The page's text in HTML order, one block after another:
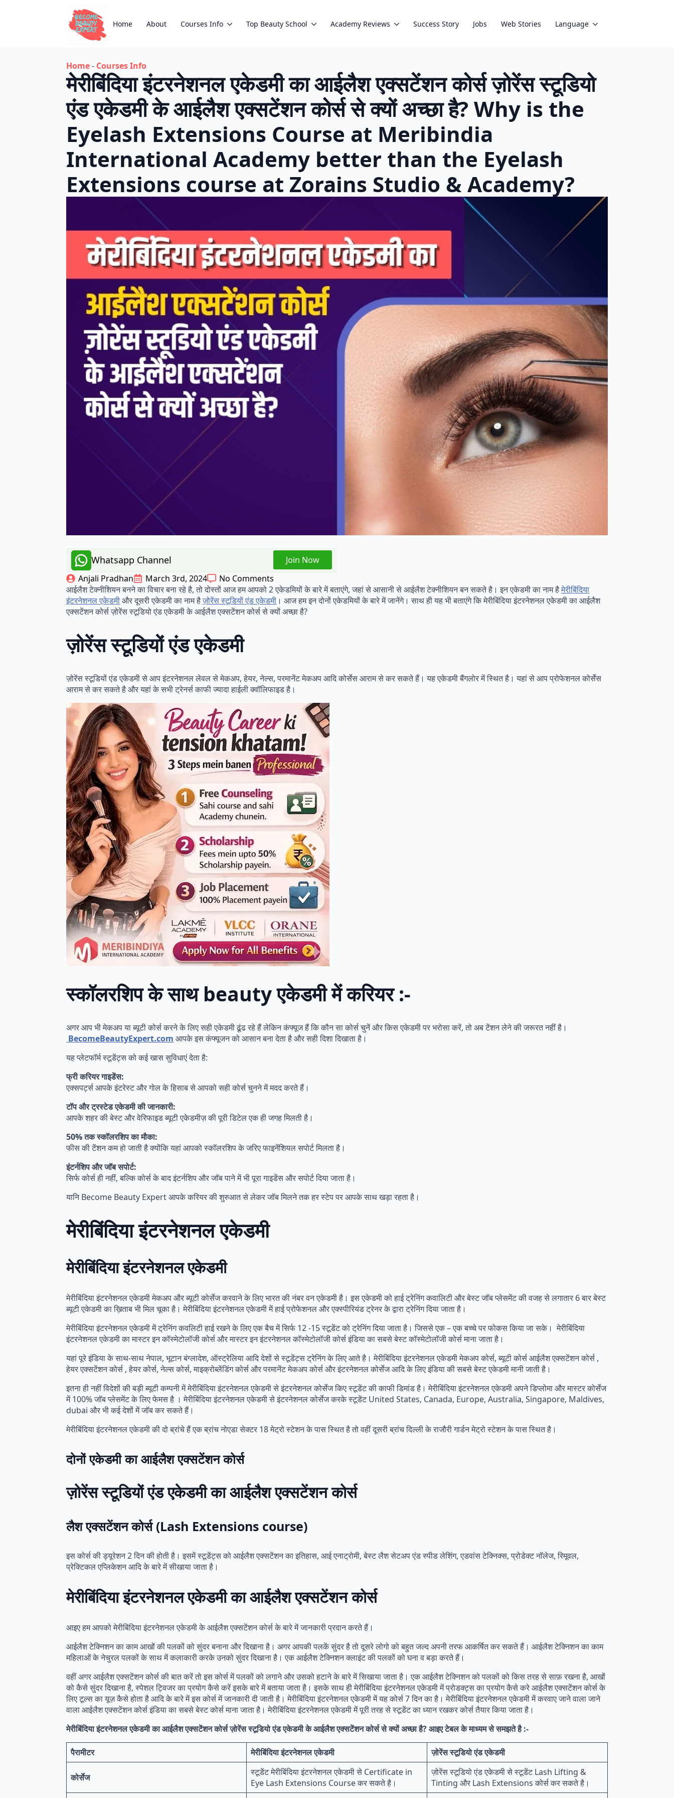
Home About Courses Info Top Beauty School Academy Reviews Success Story Jobs Web Stories Language
Home- Courses Info
मेरीबिंदिया इंटरनेशनल एकेडमी का आईलैश एक्सटेंशन कोर्स ज़ोरेंस स्टूडियो
एंड एकेडमी के आईलैश एक्सटेंशन कोर्स से क्यों अच्छा है? Why is the
Eyelash Extensions Course at Meribindia
International Academy better than the Eyelash
Extensions course at Zorains Studio & Academy?
Whatsapp Channel
Join Now
Anjali Pradhan
March 3rd, 2024
No Comments
आईलैश टेक्नीशियन बनने का विचार बना रहे है, तो दोस्तों आज हम आपको 2 एकेडमियों के बारे में बताएंगे, जहां से आसानी से आईलैश टेक्नीशियन बन सकते है। इन एकेडमी का नाम हैमेरीबिंदिया
इंटरनेशनल एकेडमीऔर दूसरी एकेडमी का नाम हैज़ोरेंस स्टूडियों एंड एकेडमी । आज हम इन दोनों एकेडमियों के बारे में जानेंगे। साथ ही यह भी बताएंगे कि मेरीबिंदिया इंटरनेशनल एकेडमी का आईलैश
एक्सटेंशन कोर्स ज़ोरेंस स्टूडियो एंड एकेडमी के आईलैश एक्सटेंशन कोर्स से क्यों अच्छा है?
ज़ोरेंस स्टूडियों एंड एकेडमी
ज़ोरेंस स्टूडियों एंड एकेडमी से आप इंटरनेशनल लेवल से मेकअप, हेयर, नेल्स, परमानेंट मेकअप आदि कोर्सेस आराम से कर सकते हैं। यह एकेडमी बैंगलोर में स्थित है। यहां से आप प्रोफेशनल कोर्सेस
आराम से कर सकते है और यहां के सभी ट्रेनर्स काफी ज्यादा हाईली क्वॉलिफाइड है।
स्कॉलरशिप के साथ beauty एकेडमी में करियर :-
अगर आप भी मेकअप या ब्यूटी कोर्स करने के लिए सही एकेडमी ढूंढ रहे हैं लेकिन कंफ्यूज हैं कि कौन सा कोर्स चुनें और किस एकेडमी पर भरोसा करें, तो अब टेंशन लेने की जरूरत नहीं है।
BecomeBeautyExpert.com आपके इस कंफ्यूजन को आसान बना देता है और सही दिशा दिखाता है।
यह प्लेटफॉर्म स्टूडेंट्स को कई खास सुविधाएं देता है:
फ्री करियर गाइडेंस:
एक्सपर्ट्स आपके इंटरेस्ट और गोल के हिसाब से आपको सही कोर्स चुनने में मदद करते हैं।
टॉप और ट्रस्टेड एकेडमी की जानकारी:
आपके शहर की बेस्ट और वेरिफाइड ब्यूटी एकेडमीज़ की पूरी डिटेल एक ही जगह मिलती है।
50% तक स्कॉलरशिप का मौका:
फीस की टेंशन कम हो जाती है क्योंकि यहां आपको स्कॉलरशिप के जरिए फाइनेंशियल सपोर्ट मिलता है।
इंटर्नशिप और जॉब सपोर्ट:
सिर्फ कोर्स ही नहीं, बल्कि कोर्स के बाद इंटर्नशिप और जॉब पाने में भी पूरा गाइडेंस और सपोर्ट दिया जाता है।
यानि Become Beauty Expert आपके करियर की शुरुआत से लेकर जॉब मिलने तक हर स्टेप पर आपके साथ खड़ा रहता है।
मेरीबिंदिया इंटरनेशनल एकेडमी
मेरीबिंदिया इंटरनेशनल एकेडमी
मेरीबिंदिया इंटरनेशनल एकेडमी मेकअप और ब्यूटी कोर्सेज करवाने के लिए भारत की नंबर वन एकेडमी है। इस एकेडमी को हाई ट्रेनिंग कवालिटी और बेस्ट जॉब प्लेसमेंट की वजह से लगातार 6 बार बेस्ट
ब्यूटी एकेडमी का ख़िताब भी मिल चूका है। मेरीबिंदिया इंटरनेशनल एकेडमी में हाई प्रोफेशनल और एक्स्पीरियंड ट्रेनर के द्वारा ट्रेनिंग दिया जाता है।
मेरीबिंदिया इंटरनेशनल एकेडमी में ट्रेनिंग कवलिटी हाई रखने के लिए एक बैच में सिर्फ 12 -15 स्टूडेंट को ट्रेनिंग दिया जाता है। जिससे एक – एक बच्चे पर फोकस किया जा सके। मेरीबिंदिया
इंटरनेशनल एकेडमी का मास्टर इन कॉस्मेटोलॉजी कोर्स और मास्टर इन इंटरनेशनल कॉस्मेटोलॉजी कोर्स इंडिया का सबसे बेस्ट कॉस्मेटोलॉजी कोर्स माना जाता है।
यहां पूरे इंडिया के साथ-साथ नेपाल, भूटान बंग्लादेश, ऑस्ट्रेलिया आदि देशों से स्टूडेंट्स ट्रेनिंग के लिए आते है। मेरीबिंदिया इंटरनेशनल एकेडमी मेकअप कोर्स, ब्यूटी कोर्स आईलैश एक्सटेंशन कोर्स ,
हेयर एक्सटेंशन कोर्स , हेयर कोर्स, नेल्स कोर्स, माइक्रोब्लेंडिंग कोर्स और परमानेंट मेकअप कोर्स और इंटरनेशनल कोर्सेज आदि के लिए इंडिया की सबसे बेस्ट एकेडमी मानी जाती है।
इतना ही नहीं विदेशों की बड़ी ब्यूटी कम्पनी में मेरीबिंदिया इंटरनेशनल एकेडमी से इंटरनेशनल कोर्सेज किए स्टूडेंट की काफी डिमांड है। मेरीबिंदिया इंटरनेशनल एकेडमी अपने डिप्लोमा और मास्टर कोर्सेज
में 100% जॉब प्लेसमेंट के लिए फेमस है । मेरीबिंदिया इंटरनेशनल एकेडमी से इंटरनेशनल कोर्सेज करके स्टूडेंट United States, Canada, Europe, Australia, Singapore, Maldives,
dubai और भी कई देशों में जॉब कर सकते हैं।
मेरीबिंदिया इंटरनेशनल एकेडमी की दो ब्रांचे हैं एक ब्रांच नोएडा सेक्टर 18 मेट्रो स्टेशन के पास स्थित है तो वहीं दूसरी ब्रांच दिल्ली के राजौरी गार्डन मेट्रो स्टेशन के पास स्थित है।
दोनों एकेडमी का आईलैश एक्सटेंशन कोर्स
ज़ोरेंस स्टूडियों एंड एकेडमी का आईलैश एक्सटेंशन कोर्स
लैश एक्सटेंशन कोर्स (Lash Extensions course)
इस कोर्स की ड्यूरेशन 2 दिन की होती है। इसमें स्टूडेंट्स को आईलैश एक्सटेंशन का इतिहास, आई एनाट्रोमी, बेस्ट लैश सेटअप एंड स्पीड लेशिंग, एडवांस टेक्निक्स, प्रोडेक्ट नॉलेज, रिमूवल,
प्रेक्टिकल एप्लिकेशन आदि के बारे में सीखाया जाता है।
मेरीबिंदिया इंटरनेशनल एकेडमी का आईलैश एक्सटेंशन कोर्स
आइए हम आपको मेरीबिंदिया इंटरनेशनल एकेडमी के आईलैश एक्सटेंशन कोर्स के बारे में जानकारी प्रदान करते हैं।
आईलैश टेक्निशन का काम आखों की पलकों को सुंदर बनाना और दिखाना है। अगर आपकी पलकें सुंदर है तो दूसरे लोगो को बहुत जल्द अपनी तरफ आकर्षित कर सकते हैं। आईलैश टेक्निशन का काम
महिलाओं के नेचुरल पलकों के साथ में कलाकारी करके उनको सुंदर दिखाना है। एक आईलैश टेक्निशन क्लाइंट की पलकों को घना व बड़ा करते हैं।
वहीं अगर आईलैश एक्सटेंशन कोर्स की बात करें तो इस कोर्स में पलकों को लगाने और उसको हटाने के बारे में सिखाया जाता है। एक आईलैश टेक्निशन को पलकों को किस तरह से साफ़ रखना है, आखों
को कैसे सुंदर दिखाना है, स्पेशल ट्विजर का प्रयोग कैसे करें इसके बारे में बताया जाता है। इसके साथ ही मेरीबिंदिया इंटरनेशनल एकेडमी में प्रोडक्ट्स का प्रयोग कैसे करे आईलैश एक्सटेंशन कोर्स के
लिए टूल्स का यूज़ कैसे होता है आदि के बारे में इस कोर्स में जानकारी दी जाती है। मेरीबिंदिया इंटरनेशनल एकेडमी में यह कोर्स 7 दिन का है। मेरीबिंदिया इंटरनेशनल एकेडमी में करवाए जाने वाला जाने
वाला आईलैश एक्सटेंशन कोर्स इंडिया का सबसे बेस्ट कोर्स माना जाता है। मेरीबिंदिया इंटरनेशनल एकेडमी में पूरी तरह से स्टूडेंट का ध्यान रखकर कोर्स तैयार किया जाता है।
मेरीबिंदिया इंटरनेशनल एकेडमी का आईलैश एक्सटेंशन कोर्स ज़ोरेंस स्टूडियो एंड एकेडमी के आईलैश एक्सटेंशन कोर्स से क्यों अच्छा है? आइए टेबल के माध्यम से समझते है :-
पैरामीटर मेरीबिंदिया इंटरनेशनल एकेडमी ज़ोरेंस स्टूडियो एंड एकेडमी
कोर्सेज
स्टूडेंट मेरीबिंदिया इंटरनेशनल एकेडमी से Certificate in
Eye Lash Extensions Course कर सकते है।
ज़ोरेंस स्टूडियो एंड एकेडमी से स्टूडेंट Lash Lifting &
Tinting और Lash Extensions कोर्स कर सकते है।